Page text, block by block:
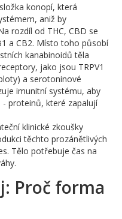
konopí, která
aniž by
rozdíl od THC, CBD se
a CB2. Místo toho působí
kanabinoidů těla
jako jsou TRPV1
a serotoninové
imunitní systému, aby
proteinů, které zapalují
klinické zkoušky
těchto prozánětlivých
Tělo potřebuje čas na
Proč forma